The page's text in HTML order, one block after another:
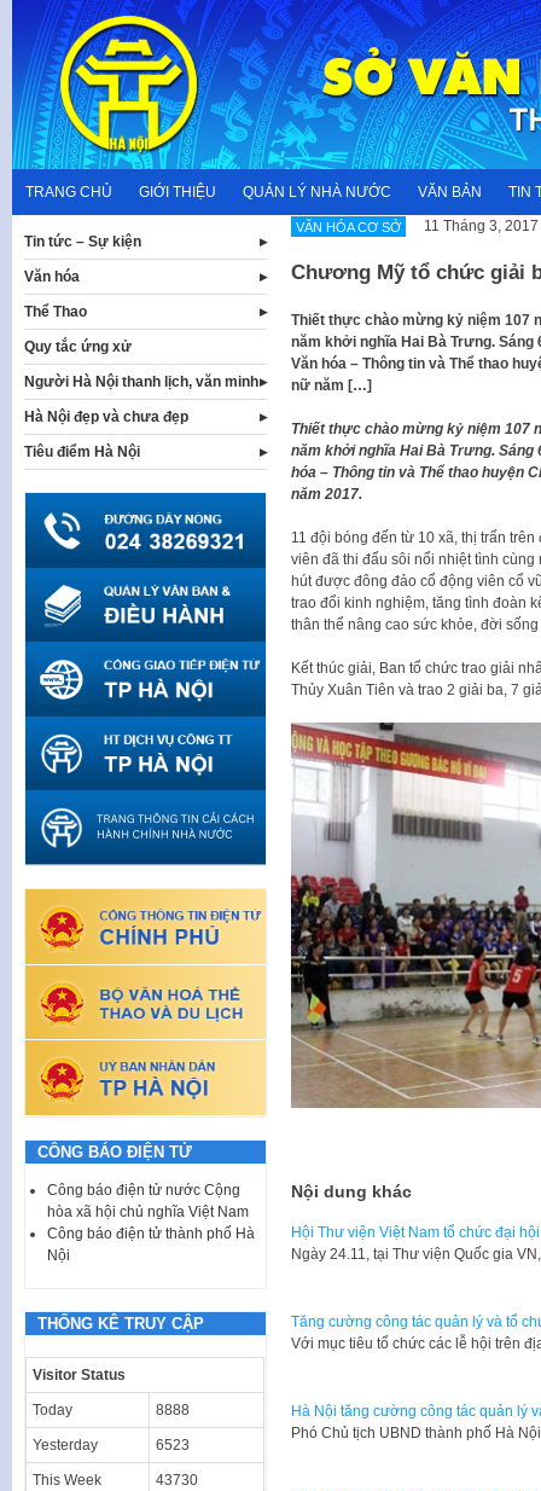
content
TRANG CHỦ GIỚI THIỆU QUẢN LÝ NHÀ NƯỚC VĂN BẢN TIN
VĂN HÓA CƠ SỞ 11 Tháng 3, 2017
Chương Mỹ tổ chức giải
Thiết thực chào mừng kỷ niệm 107
năm khởi nghĩa Hai Bà Trưng.
Văn hóa – Thông tin và Thể thao
nữ năm […]
Thiết thực chào mừng kỷ niệm 107
năm khởi nghĩa Hai Bà Trưng. Sáng
hóa – Thông tin và Thể thao huyện
năm 2017.
11 đội bóng đến từ 10 xã, thị trấn
viên đã thi đấu sôi nổi nhiệt tình
hút được đông đảo cổ động viên cổ
trao đổi kinh nghiệm, tăng tình đoàn
thân thể nâng cao sức khỏe, đời
Kết thúc giải, Ban tổ chức trao giải
Thủy Xuân Tiên và trao 2 giải ba, 7
Nội dung khác
Hội Thư viện Việt Nam tổ chức đại
​Ngày 24.11, tại Thư viện Quốc gia
Tăng cường công tác quản lý và tổ
Với mục tiêu tổ chức các lễ hội trên
Hà Nội tăng cường công tác quản lý
Phó Chủ tịch UBND thành phố Hà
Tin tức – Sự kiện
Văn hóa
Thể Thao
Quy tắc ứng xử
Người Hà Nội thanh lịch, văn minh
Hà Nội đẹp và chưa đẹp
Tiêu điểm Hà Nội
CÔNG BÁO ĐIỆN TỬ
Công báo điện tử nước Cộng
hòa xã hội chủ nghĩa Việt Nam
Công báo điện tử thành phố Hà
Nội
THỐNG KÊ TRUY CẬP
Visitor Status
Today 8888
Yesterday 6523
This Week 43730